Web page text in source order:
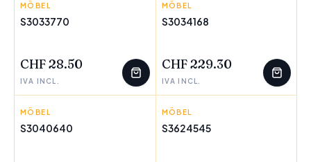
DKD HOME DECOR
MÖBEL
S3033770
CHF 28.50
IVA INCL.
DKD HOME DECOR
MÖBEL
S3034168
CHF 229.30
IVA INCL.
DKD HOME DECOR
MÖBEL
S3040640
KIPIT
MÖBEL
S3624545